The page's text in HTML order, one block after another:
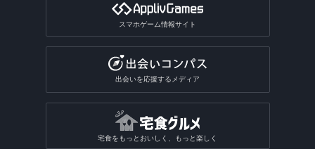
クラロワ系対戦ゲームアプリ
インターンアプリ
人材派遣求人情報アプリ
動物占いアプリ
おみくじアプリ
テレビアプリ総合
TV番組表アプリ
テレビリモコンアプリ
オタクアプリ総合
動画に文字を入れるアプリ
写真を動画にするアプリ
動画を写真にするアプリ
スマホゲーム情報サイト
出会いを応援するメディア
宅食をもっとおいしく、もっと楽しく